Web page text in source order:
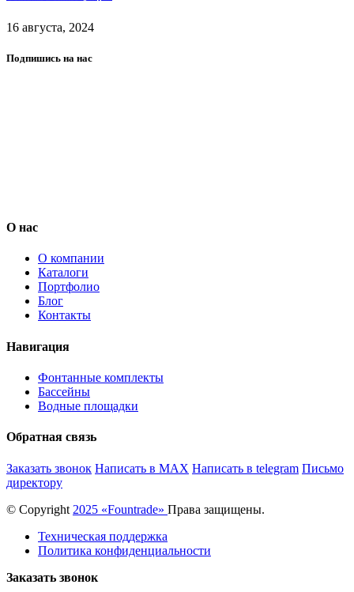
16 августа, 2024
Подпишись на нас
О нас
О компании
Каталоги
Портфолио
Блог
Контакты
Навигация
Фонтанные комплекты
Бассейны
Водные площадки
Обратная связь
Заказать звонок Написать в MAX Написать в telegram Письмо
директору
© Copyright 2025 «Fоuntrade» Права защищены.
Техническая поддержка
Политика конфиденциальности
Заказать звонок